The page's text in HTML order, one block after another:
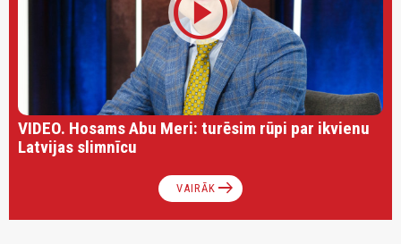
VIDEO. Hosams Abu Meri: turēsim rūpi par ikvienu
Latvijas slimnīcu
VAIRĀK arrow_right_alt